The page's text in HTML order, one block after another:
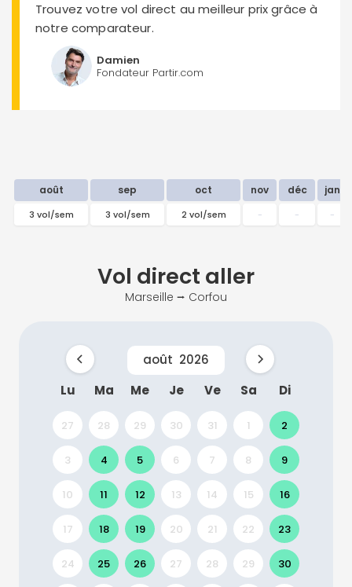
Trouvez votre vol direct au meilleur prix grâce à
notre comparateur.
Damien
Fondateur Partir.com
août sep oct nov déc jan
3 vol/sem 3 vol/sem 2 vol/sem - - -
Vol direct aller
Marseille ⭢ Corfou
août 2026
Lu
Ma Me Je Ve Sa Di
27 28 29 30 31 1 2
3 4 5 6 7 8 9
10 11 12 13 14 15 16
17 18 19 20 21 22 23
24 25 26 27 28 29 30